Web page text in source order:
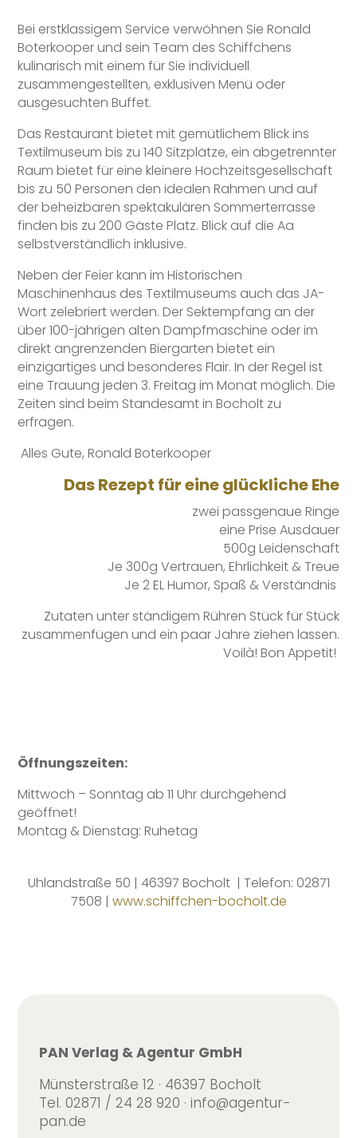
Bei erstklassigem Service verwöhnen Sie Ronald
Boterkooper und sein Team des Schiffchens
kulinarisch mit einem für Sie individuell
zusammengestellten, exklusiven Menü oder
ausgesuchten Buffet.
Das Restaurant bietet mit gemütlichem Blick ins
Textilmuseum bis zu 140 Sitzplätze, ein abgetrennter
Raum bietet für eine kleinere Hochzeitsgesellschaft
bis zu 50 Personen den idealen Rahmen und auf
der beheizbaren spektakulären Sommerterrasse
finden bis zu 200 Gäste Platz. Blick auf die Aa
selbstverständlich inklusive.
Neben der Feier kann im Historischen
Maschinenhaus des Textilmuseums auch das JA-
Wort zelebriert werden. Der Sektempfang an der
über 100-jährigen alten Dampfmaschine oder im
direkt angrenzenden Biergarten bietet ein
einzigartiges und besonderes Flair. In der Regel ist
eine Trauung jeden 3. Freitag im Monat möglich. Die
Zeiten sind beim Standesamt in Bocholt zu
erfragen.
Alles Gute, Ronald Boterkooper
Das Rezept für eine glückliche Ehe
zwei passgenaue Ringe
eine Prise Ausdauer
500g Leidenschaft
Je 300g Vertrauen, Ehrlichkeit & Treue
Je 2 EL Humor, Spaß & Verständnis
Zutaten unter ständigem Rühren Stück für Stück
zusammenfügen und ein paar Jahre ziehen lassen.
Voilà! Bon Appetit!
Öffnungszeiten:
Mittwoch – Sonntag ab 11 Uhr durchgehend
geöffnet!
Montag & Dienstag: Ruhetag
Uhlandstraße 50 | 46397 Bocholt | Telefon: 02871
7508 | www.schiffchen-bocholt.de
PAN Verlag & Agentur GmbH
Münsterstraße 12 · 46397 Bocholt
Tel. 02871 / 24 28 920 · info@agentur-
pan.de